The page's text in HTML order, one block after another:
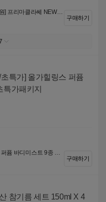
] 프리마클라쎄 NEW
구매하기
특가] 올가힐링스 퍼퓸
가패키지
퓸 바디미스트 9종 매
구매하기
참기름 세트 150ml X 4